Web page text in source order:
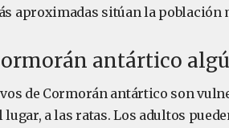
aproximadas sitúan la población
antártico
de Cormorán antártico son
lugar, a las ratas. Los adultos